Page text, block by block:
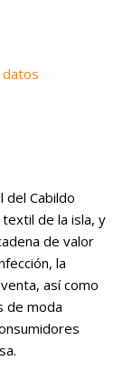
datos
del Cabildo
de la isla, y
de valor
la
así como
de moda